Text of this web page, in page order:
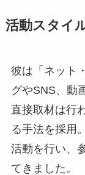
活動スタイ
彼は「ネット
グやSNS、動
直接取材は行
る手法を採用
活動を行い、
てきました。